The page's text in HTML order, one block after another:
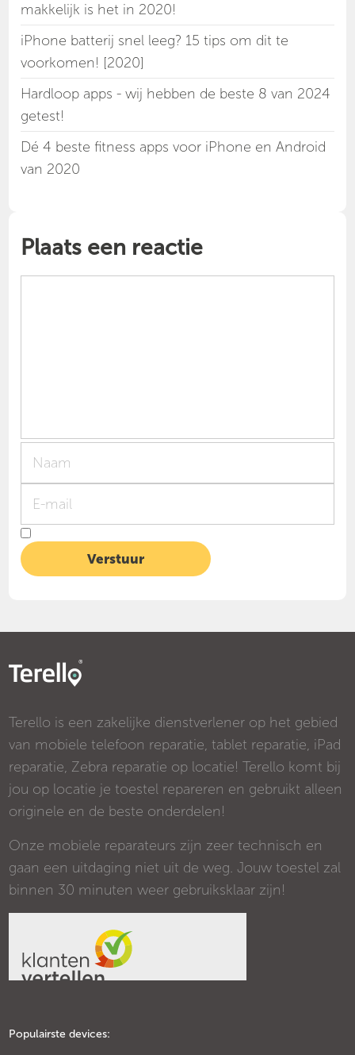
makkelijk is het in 2020!
iPhone batterij snel leeg? 15 tips om dit te
voorkomen! [2020]
Hardloop apps - wij hebben de beste 8 van 2024
getest!
Dé 4 beste fitness apps voor iPhone en Android
van 2020
Plaats een reactie
Terello is een zakelijke dienstverlener op het gebied
van mobiele telefoon reparatie, tablet reparatie, iPad
reparatie, Zebra reparatie op locatie! Terello komt bij
jou op locatie je toestel repareren en gebruikt alleen
originele en de beste onderdelen!
Onze mobiele reparateurs zijn zeer technisch en
gaan een uitdaging niet uit de weg. Jouw toestel zal
binnen 30 minuten weer gebruiksklaar zijn!
Populairste devices: